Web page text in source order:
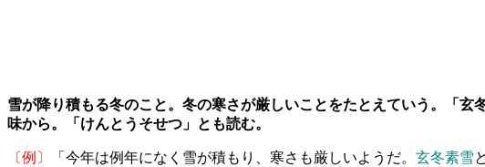
雪が降り積もる冬のこと。冬の寒さが厳しいことをたとえていう。「
味から。「けんとうそせつ」とも読む。
〔例〕 「今年は例年になく雪が積もり、寒さも厳しいようだ。 玄冬素雪